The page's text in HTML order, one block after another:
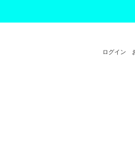
ログイン